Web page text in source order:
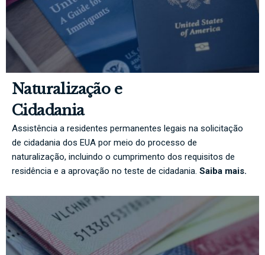
Naturalização e
Cidadania
Assistência a residentes permanentes legais na solicitação
de cidadania dos EUA por meio do processo de
naturalização, incluindo o cumprimento dos requisitos de
residência e a aprovação no teste de cidadania. Saiba mais.